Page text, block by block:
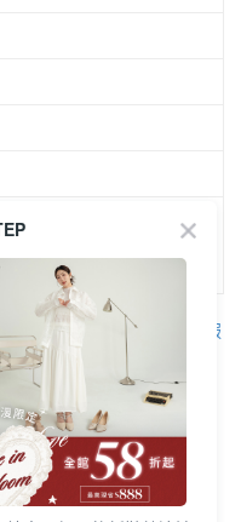
拍攝燈光環境或個人螢幕
部份色差現象，顏色以實
客服
查看全部